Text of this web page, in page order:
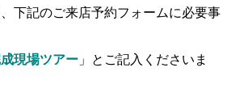
下記のご来店予約フォームに必要事
現場ツアー 」とご記入くださいま